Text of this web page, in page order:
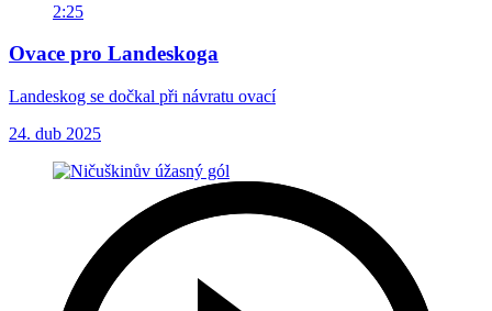
2:25
Ovace pro Landeskoga
Landeskog se dočkal při návratu ovací
24. dub 2025